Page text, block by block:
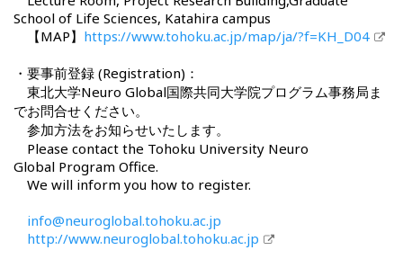
School of Life Sciences, Katahira campus
【MAP】 https://www.tohoku.ac.jp/map/ja/?f=KH_D04
・要事前登録 (Registration)：
東北大学Neuro Global国際共同大学院プログラム事務局ま
でお問合せください。
参加方法をお知らせいたします。
Please contact the Tohoku University Neuro
Global Program Office.
We will inform you how to register.
info@neuroglobal.tohoku.ac.jp
http://www.neuroglobal.tohoku.ac.jp